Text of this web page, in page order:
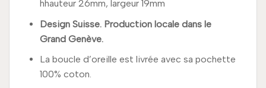
hhauteur 26mm, largeur 19mm
Design Suisse. Production locale dans le
Grand Genève.
La boucle d’oreille est livrée avec sa pochette
100% coton.